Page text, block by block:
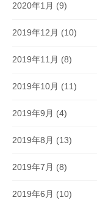
2020年1月 (9)
2019年12月 (10)
2019年11月 (8)
2019年10月 (11)
2019年9月 (4)
2019年8月 (13)
2019年7月 (8)
2019年6月 (10)